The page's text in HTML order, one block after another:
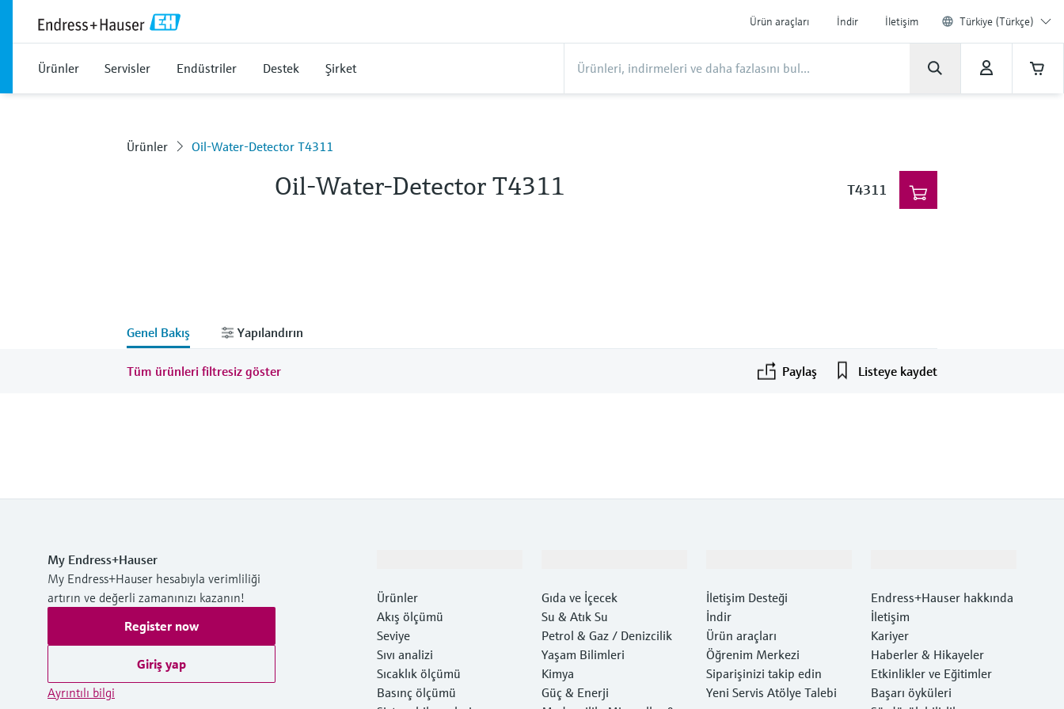
Ürün araçları İndir İletişim Türkiye (Türkçe)
Ürünler Servisler Endüstriler Destek Şirket
Ürünler Oil-Water-Detector T4311
Oil-Water-Detector T4311 T4311
Genel Bakış Yapılandırın
Tüm ürünleri filtresiz göster Paylaş Listeye kaydet
My Endress+Hauser
My Endress+Hauser hesabıyla verimliliği
artırın ve değerli zamanınızı kazanın!
Register now
Giriş yap
Ayrıntılı bilgi
Ürünler
Akış ölçümü
Seviye
Sıvı analizi
Sıcaklık ölçümü
Basınç ölçümü
Gıda ve İçecek
Su & Atık Su
Petrol & Gaz / Denizcilik
Yaşam Bilimleri
Kimya
Güç & Enerji
İletişim Desteği
İndir
Ürün araçları
Öğrenim Merkezi
Siparişinizi takip edin
Yeni Servis Atölye Talebi
Endress+Hauser hakkında
İletişim
Kariyer
Haberler & Hikayeler
Etkinlikler ve Eğitimler
Başarı öyküleri